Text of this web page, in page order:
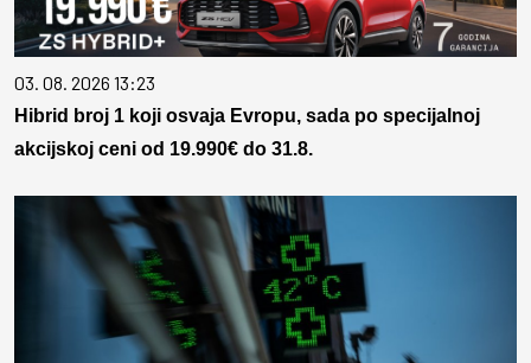
03. 08. 2026 13:23
Hibrid broj 1 koji osvaja Evropu, sada po specijalnoj
akcijskoj ceni od 19.990€ do 31.8.